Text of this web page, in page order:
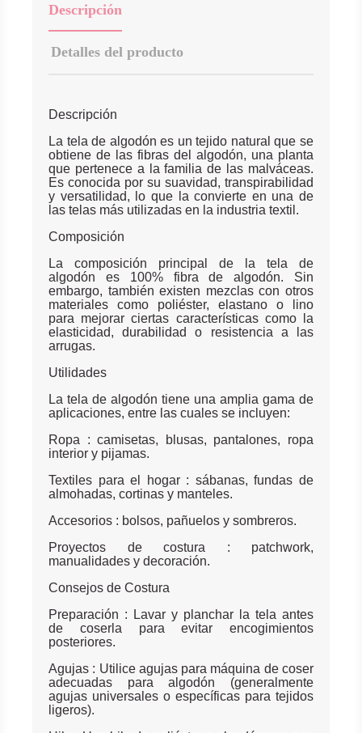
Descripción
Detalles del producto
Descripción
La tela de algodón es un tejido natural que se
obtiene de las fibras del algodón, una planta
que pertenece a la familia de las malváceas.
Es conocida por su suavidad, transpirabilidad
y versatilidad, lo que la convierte en una de
las telas más utilizadas en la industria textil.
Composición
La composición principal de la tela de
algodón es 100% fibra de algodón. Sin
embargo, también existen mezclas con otros
materiales como poliéster, elastano o lino
para mejorar ciertas características como la
elasticidad, durabilidad o resistencia a las
arrugas.
Utilidades
La tela de algodón tiene una amplia gama de
aplicaciones, entre las cuales se incluyen:
Ropa : camisetas, blusas, pantalones, ropa
interior y pijamas.
Textiles para el hogar : sábanas, fundas de
almohadas, cortinas y manteles.
Accesorios : bolsos, pañuelos y sombreros.
Proyectos de costura : patchwork,
manualidades y decoración.
Consejos de Costura
Preparación : Lavar y planchar la tela antes
de coserla para evitar encogimientos
posteriores.
Agujas : Utilice agujas para máquina de coser
adecuadas para algodón (generalmente
agujas universales o específicas para tejidos
ligeros).